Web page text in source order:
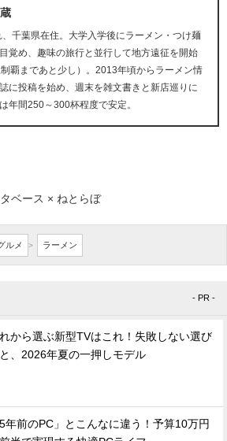
千葉県在住。大学入学後にラーメン・つけ麺
覚め、趣味の旅行と並行して地方遠征を開始
制覇まであと少し）。2013年頃からラーメン情
に投稿を始め、週末を雑文書きと新店巡りに
年間250～300杯程度で安定。
ベース × ねとらぼ
ルメ > ラーメン
- PR -
から選ぶ新型TVはこれ！失敗しない選び
、2026年夏の一押しモデル
5年前のPC」とこんなに違う！予算10万円